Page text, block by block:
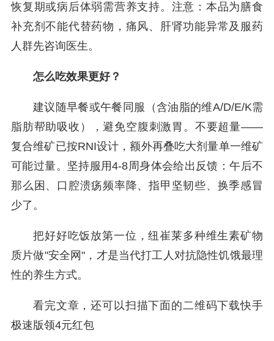
恢复期或病后体弱需营养支持。注意：本品为膳食
补充剂不能代替药物，痛风、肝肾功能异常及服药
人群先咨询医生。
怎么吃效果更好？
建议随早餐或午餐同服（含油脂的维A/D/E/K需
脂肪帮助吸收），避免空腹刺激胃。不要超量——
复合维矿已按RNI设计，额外再叠吃大剂量单一维矿
可能过量。坚持服用4-8周身体会给出反馈：午后不
那么困、口腔溃疡频率降、指甲坚韧些、换季感冒
少了。
把好好吃饭放第一位，纽崔莱多种维生素矿物
质片做"安全网"，才是当代打工人对抗隐性饥饿最理
性的养生方式。
看完文章，还可以扫描下面的二维码下载快手
极速版领4元红包